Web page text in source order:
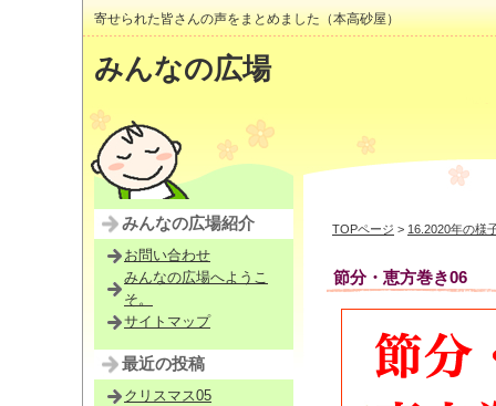
寄せられた皆さんの声をまとめました（本高砂屋）
みんなの広場
TOPページ > 16.2020年の様
節分・恵方巻き06
みんなの広場紹介
お問い合わせ
みんなの広場へようこ
そ。
サイトマップ
最近の投稿
クリスマス05